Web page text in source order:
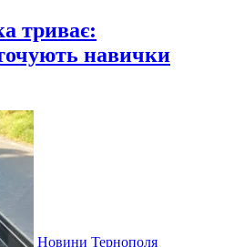
триває:
навички
Новини Тернополя